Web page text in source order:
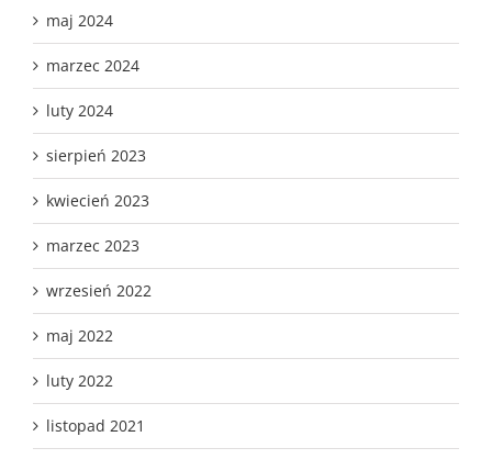
maj 2024
marzec 2024
luty 2024
sierpień 2023
kwiecień 2023
marzec 2023
wrzesień 2022
maj 2022
luty 2022
listopad 2021